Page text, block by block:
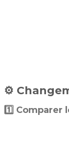
⚙️
1️⃣ Comparer